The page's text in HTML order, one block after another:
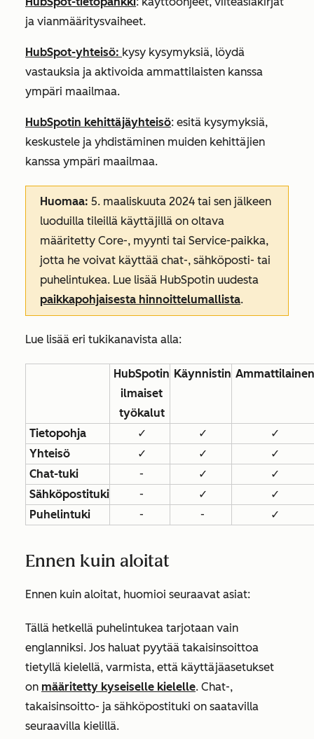
ja vianmääritysvaiheet.
HubSpot-yhteisö: kysy kysymyksiä, löydä
vastauksia ja aktivoida ammattilaisten kanssa
ympäri maailmaa.
HubSpotin kehittäjäyhteisö: esitä kysymyksiä,
keskustele ja yhdistäminen muiden kehittäjien
kanssa ympäri maailmaa.
Huomaa: 5. maaliskuuta 2024 tai sen jälkeen
luoduilla tileillä käyttäjillä on oltava
määritetty Core-, myynti tai Service-paikka,
jotta he voivat käyttää chat-, sähköposti- tai
puhelintukea. Lue lisää HubSpotin uudesta
paikkapohjaisesta hinnoittelumallista.
Lue lisää eri tukikanavista alla:
HubSpotin
ilmaiset
työkalut
Käynnistin Ammattilainen
Tietopohja ✓ ✓
✓
Yhteisö
✓ ✓
✓
Chat-tuki
- ✓
✓
Sähköpostituki
- ✓
✓
Puhelintuki
- - ✓
Ennen kuin aloitat
Ennen kuin aloitat, huomioi seuraavat asiat:
Tällä hetkellä puhelintukea tarjotaan vain
englanniksi. Jos haluat pyytää takaisinsoittoa
tietyllä kielellä, varmista, että käyttäjäasetukset
on määritetty kyseiselle kielelle. Chat-,
takaisinsoitto- ja sähköpostituki on saatavilla
seuraavilla kielillä.